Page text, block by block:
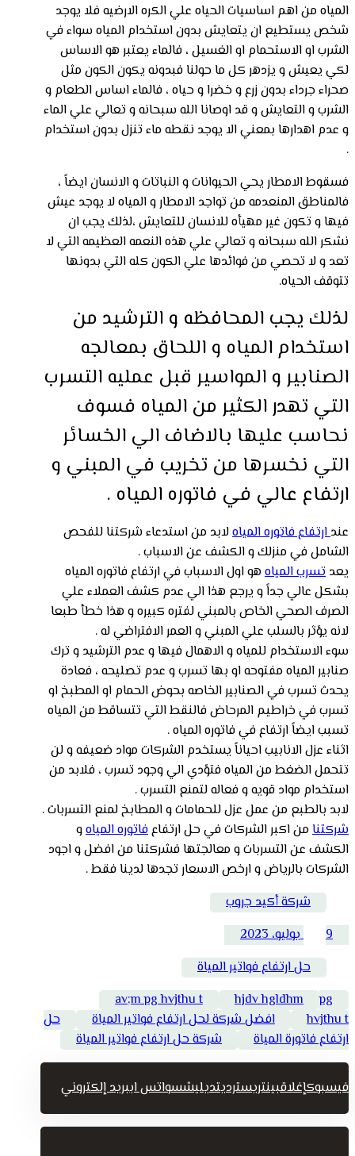
المياه من اهم اساسيات الحياه علي الكره الارضيه فلا يوجد
شخص يستطيع ان يتعايش بدون استخدام المياه سواء في
الشرب او الاستحمام او الغسيل ، فالماء يعتبر هو الاساس
لكي يعيش و يزدهر كل ما حولنا فبدونه يكون الكون مثل
صحراء جرداء بدون زرع و خضرا و حياه ، فالماء اساس الطعام و
الشرب و التعايش و قد اوصانا الله سبحانه و تعالي علي الماء
و عدم اهدارها بمعني الا يوجد نقطه ماء تنزل بدون استخدام
.
فسقوط الامطار يحي الحيوانات و النباتات و الانسان ايضاً ،
فالمناطق المنعدمه من تواجد الامطار و المياه لا يوجد عيش
فيها و تكون غير مهيأه للانسان للتعايش ،لذلك يجب ان
نشكر الله سبحانه و تعالي علي هذه النعمه العظيمه التي لا
تعد و لا تحصي من فوائدها علي الكون كله التي بدونها
تتوقف الحياه.
لذلك يجب المحافظه و الترشيد من
استخدام المياه و اللحاق بمعالجه
الصنابير و المواسير قبل عمليه التسرب
التي تهدر الكثير من المياه فسوف
نحاسب عليها بالاضاف الي الخسائر
التي نخسرها من تخريب في المبني و
ارتفاع عالي في فاتوره المياه .
عندارتفاع فاتوره المياهلابد من استدعاء شركتنا للفحص
الشامل في منزلك و الكشف عن الاسباب .
يعد تسرب المياههو اول الاسباب في ارتفاع فاتوره المياه
بشكل عالي جداً و يرجع هذا الي عدم كشف العملاء علي
الصرف الصحي الخاص بالمبني لفتره كبيره و هذا خطأ طبعا
لانه يؤثر بالسلب علي المبني و العمر الافتراضي له .
سوء الاستخدام للمياه و الاهمال فيها و عدم الترشيد و ترك
صنابير المياه مفتوحه او بها تسرب و عدم تصليحه ، فعادة
يحدث تسرب في الصنابير الخاصه بحوض الحمام او المطبخ او
تسرب في خراطيم المرحاض فالنقط التي تتساقط من المياه
تسبب ايضاً ارتفاع في فاتوره المياه .
اثناء عزل الانابيب احياناً يستخدم الشركات مواد ضعيفه و لن
تتحمل الضغط من المياه فتؤدي الي وجود تسرب ، فلابد من
استخدام مواد قويه و فعاله لتمنع التسرب .
لابد بالطبع من عمل عزل للحمامات و المطابخ لمنع التسربات .
شركتنا من اكبر الشركات في حل ارتفاعفاتوره المياهو
الكشف عن التسربات و معالجتها فشركتنا من افضل و اجود
الشركات بالرياض و ارخص الاسعار تجدها لدينا فقط .
شركة أكيد جروب
9 يوليو، 2023
حل ارتفاع فواتير المياة
av;m pg hvjthu t
hjdv hgldhm
pg
hvjthu t
افضل شركة لحل ارتفاع فواتير المياة
حل
ارتفاع فاتورة المياة
شركة حل ارتفاع فواتير المياة
فيسبوكإغلاقبينتريسترديتديليشسواتس اببريد إلكتروني